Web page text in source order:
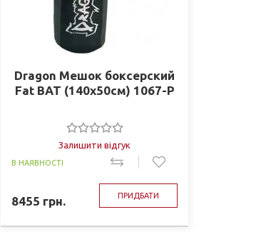
Dragon Мешок боксерский
Fat BAT (140x50см) 1067-P
Залишити відгук
В НАЯВНОСТІ
8455 грн. ПРИДБАТИ